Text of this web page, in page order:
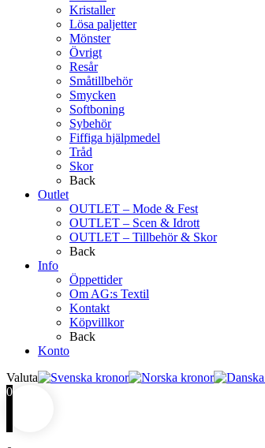
Kristaller
Lösa paljetter
Mönster
Övrigt
Resår
Småtillbehör
Smycken
Softboning
Sybehör
Fiffiga hjälpmedel
Tråd
Skor
Back
Outlet
OUTLET – Mode & Fest
OUTLET – Scen & Idrott
OUTLET – Tillbehör & Skor
Back
Info
Öppettider
Om AG:s Textil
Kontakt
Köpvillkor
Back
Konto
Valuta
0